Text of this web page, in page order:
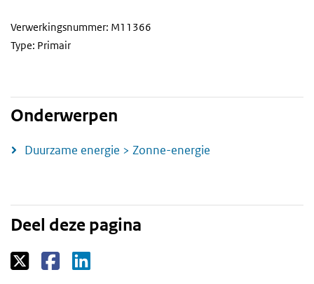
Verwerkingsnummer: M11366
Type: Primair
Onderwerpen
Duurzame energie > Zonne-energie
Deel deze pagina